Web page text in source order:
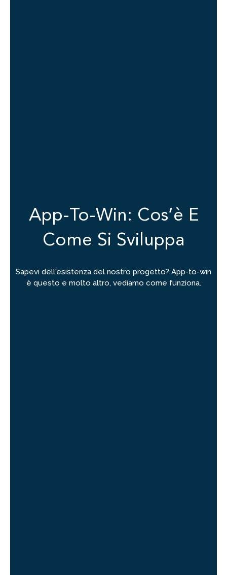
App-To-Win: Cos’è E
Come Si Sviluppa
Sapevi dell'esistenza del nostro progetto? App-to-win
è questo e molto altro, vediamo come funziona.